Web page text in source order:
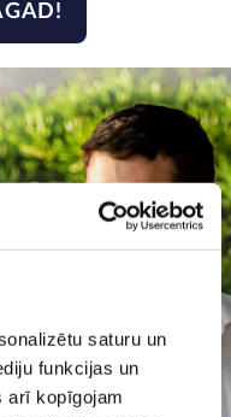
saturu un
funkcijas un
arī kopīgojam